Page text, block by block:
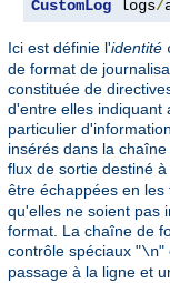
CustomLog logs/
Ici est définie l'identité
de format de
constituée de
d'entre elles indiquant
particulier
insérés dans la
flux de sortie destiné
être échappées en
qu'elles ne soient pas
format. La chaîne de
contrôle spéciaux "\n"
passage à la ligne et